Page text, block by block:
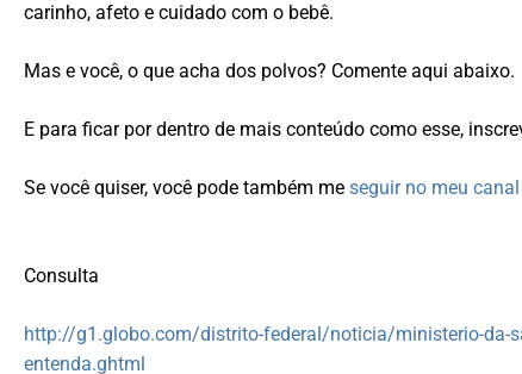
carinho, afeto e cuidado com o bebê.
Mas e você, o que acha dos polvos? Comente aqui abaixo.
E para ficar por dentro de mais conteúdo como esse,
Se você quiser, você pode também meseguir no meu canal
Consulta
http://g1.globo.com/distrito-federal/noticia/ministerio-da-
entenda.ghtml